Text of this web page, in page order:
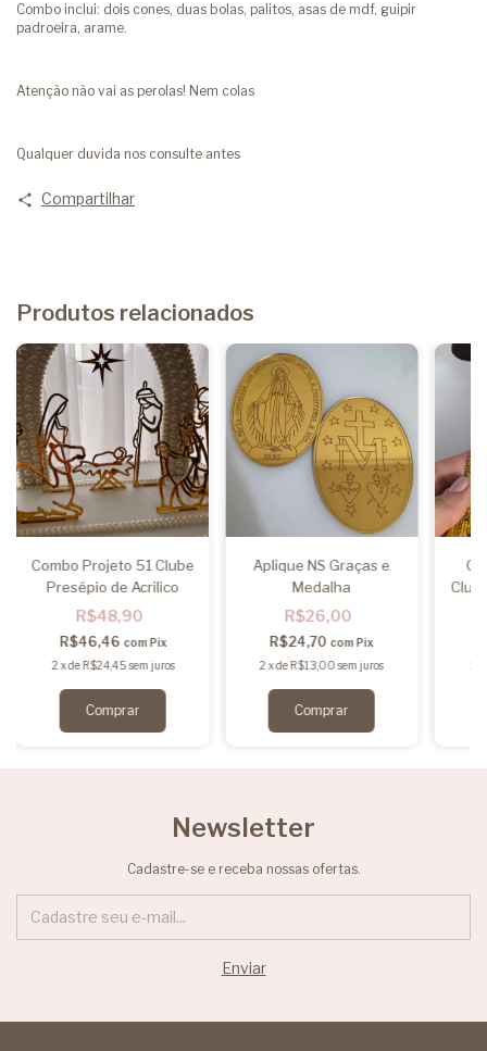
Combo inclui: dois cones, duas bolas, palitos, asas de mdf, guipir
padroeira, arame.
Atenção não vai as perolas! Nem colas
Qualquer duvida nos consulte antes
Compartilhar
Produtos relacionados
Combo Projeto 51 Clube
Presépio de Acrilico
R$48,90
R$46,46 com Pix
2 xdeR$24,45sem juros
Aplique NS Graças e
Medalha
R$26,00
R$24,70com Pix
2 xdeR$13,00 sem juros
Newsletter
Cadastre-se e receba nossas ofertas.